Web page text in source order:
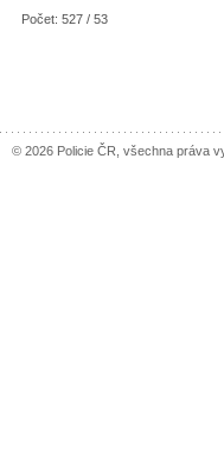
Počet: 527 / 53
© 2026 Policie ČR, všechna práva